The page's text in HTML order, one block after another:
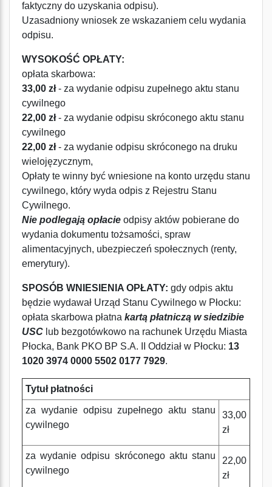
faktyczny do uzyskania odpisu).
Uzasadniony wniosek ze wskazaniem celu wydania
odpisu.
WYSOKOŚĆ OPŁATY:
opłata skarbowa:
33,00 zł- za wydanie odpisu zupełnego aktu stanu
cywilnego
22,00 zł- za wydanie odpisu skróconego aktu stanu
cywilnego
22,00 zł- za wydanie odpisu skróconego na druku
wielojęzycznym,
Opłaty te winny być wniesione na konto urzędu stanu
cywilnego, który wyda odpis z Rejestru Stanu
Cywilnego.
Nie podlegają opłacie odpisy aktów pobierane do
wydania dokumentu tożsamości, spraw
alimentacyjnych, ubezpieczeń społecznych (renty,
emerytury).
SPOSÓB WNIESIENIA OPŁATY: gdy odpis aktu
będzie wydawał Urząd Stanu Cywilnego w Płocku:
opłata skarbowa płatna kartą płatniczą w siedzibie
USC lub bezgotówkowo na rachunek Urzędu Miasta
Płocka, Bank PKO BP S.A. II Oddział w Płocku: 13
1020 3974 0000 5502 0177 7929.
Tytuł płatności
za wydanie odpisu zupełnego aktu stanu
cywilnego
33,00
zł
za wydanie odpisu skróconego aktu stanu
cywilnego
22,00
zł